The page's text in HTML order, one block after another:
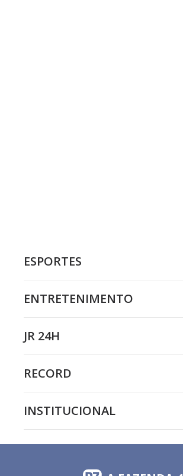
ESPORTES
ENTRETENIMENTO
JR 24H
RECORD
INSTITUCIONAL